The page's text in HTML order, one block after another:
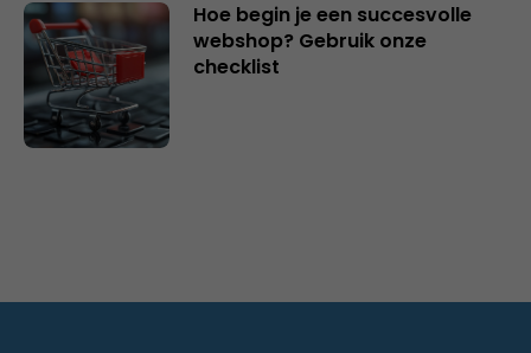
Hoe begin je een succesvolle
webshop? Gebruik onze
checklist